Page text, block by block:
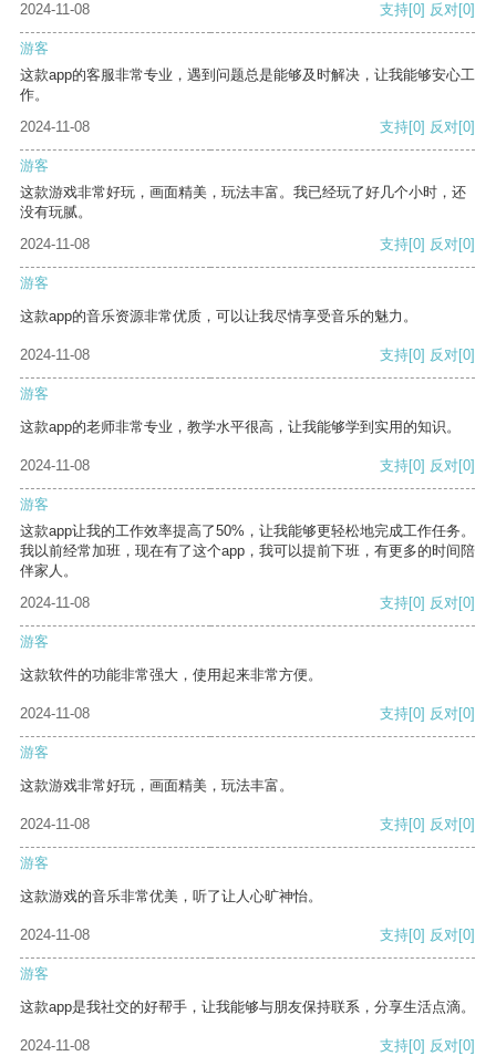
2024-11-08
支持[0] 反对[0]
游客
这款app的客服非常专业，遇到问题总是能够及时解决，让我能够安心工
作。
2024-11-08
支持[0] 反对[0]
游客
这款游戏非常好玩，画面精美，玩法丰富。我已经玩了好几个小时，还
没有玩腻。
2024-11-08
支持[0] 反对[0]
游客
这款app的音乐资源非常优质，可以让我尽情享受音乐的魅力。
2024-11-08 支持[0] 反对[0]
游客
这款app的老师非常专业，教学水平很高，让我能够学到实用的知识。
2024-11-08 支持[0] 反对[0]
游客
这款app让我的工作效率提高了50%，让我能够更轻松地完成工作任务。
我以前经常加班，现在有了这个app，我可以提前下班，有更多的时间陪
伴家人。
2024-11-08
支持[0] 反对[0]
游客
这款软件的功能非常强大，使用起来非常方便。
2024-11-08 支持[0] 反对[0]
游客
这款游戏非常好玩，画面精美，玩法丰富。
2024-11-08 支持[0] 反对[0]
游客
这款游戏的音乐非常优美，听了让人心旷神怡。
2024-11-08 支持[0] 反对[0]
游客
这款app是我社交的好帮手，让我能够与朋友保持联系，分享生活点滴。
2024-11-08 支持[0] 反对[0]